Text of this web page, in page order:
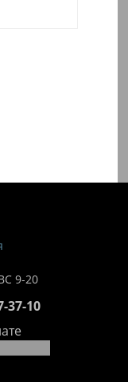
9-20
37-10